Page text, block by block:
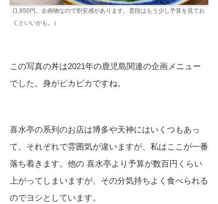
(1,650円。企画物なので割安感があります。普段はもう少し予算を見てお
くといいかも。）
この写真の丼は2021年の鹿児島関連の企画メニュー
でした。身がピカピカですね。
喜水亭の系列のお店は博多や天神にはいくつもあっ
て、それぞれで雰囲気が違いますが、私はここが一番
落ち着きます。他の 喜水亭より予算が数百円くらい
上がってしまいますが、その分気持ちよく食べられる
のでヨシとしています。